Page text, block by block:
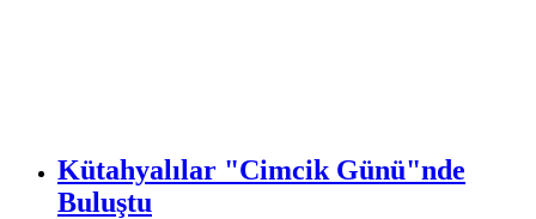
Kütahyalılar "Cimcik Günü"nde
Buluştu